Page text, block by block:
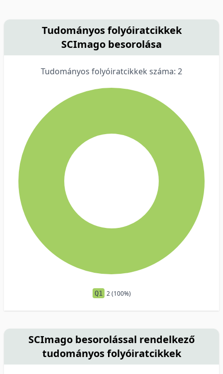
Tudományos folyóiratcikkek
SCImago besorolása
Tudományos folyóiratcikkek száma: 2
Q1 2 (100%)
SCImago besorolással rendelkező
tudományos folyóiratcikkek